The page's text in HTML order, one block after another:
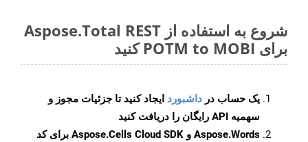
شروع به استفاده از Aspose.Total REST
برای POTM to MOBI کنید
یک حساب در داشبورد ایجاد کنید تا جزئیات مجوز و
سهمیه API رایگان را دریافت کنید
Aspose.Words و Aspose.Cells Cloud SDK برای کد